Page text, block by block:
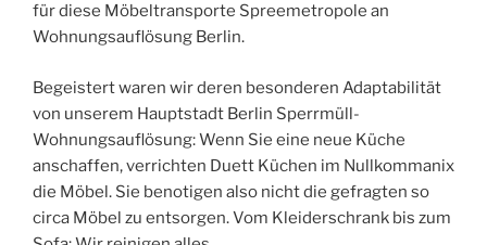
für diese Möbeltransporte Spreemetropole an
Wohnungsauflösung Berlin.
Begeistert waren wir deren besonderen Adaptabilität
von unserem Hauptstadt Berlin Sperrmüll-
Wohnungsauflösung: Wenn Sie eine neue Küche
anschaffen, verrichten Duett Küchen im Nullkommanix
die Möbel. Sie benotigen also nicht die gefragten so
circa Möbel zu entsorgen. Vom Kleiderschrank bis zum